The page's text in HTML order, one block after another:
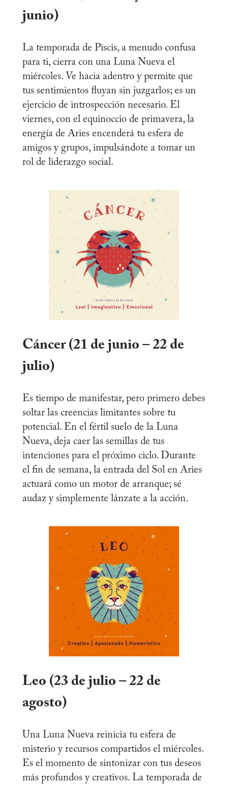
junio)
La temporada de Piscis, a menudo confusa
para ti, cierra con una Luna Nueva el
miércoles. Ve hacia adentro y permite que
tus sentimientos fluyan sin juzgarlos; es un
ejercicio de introspección necesario. El
viernes, con el equinoccio de primavera, la
energía de Aries encenderá tu esfera de
amigos y grupos, impulsándote a tomar un
rol de liderazgo social.
Cáncer (21 de junio – 22 de
julio)
Es tiempo de manifestar, pero primero debes
soltar las creencias limitantes sobre tu
potencial. En el fértil suelo de la Luna
Nueva, deja caer las semillas de tus
intenciones para el próximo ciclo. Durante
el fin de semana, la entrada del Sol en Aries
actuará como un motor de arranque; sé
audaz y simplemente lánzate a la acción.
Leo (23 de julio – 22 de
agosto)
Una Luna Nueva reinicia tu esfera de
misterio y recursos compartidos el miércoles.
Es el momento de sintonizar con tus deseos
más profundos y creativos. La temporada de